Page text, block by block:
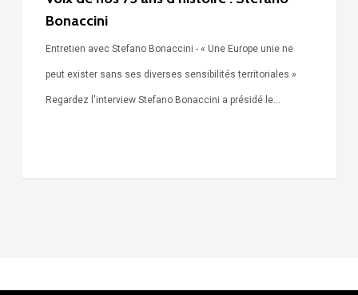
Bonaccini
Entretien avec Stefano Bonaccini - « Une Europe unie ne
peut exister sans ses diverses sensibilités territoriales »
Regardez l'interview Stefano Bonaccini a présidé le…